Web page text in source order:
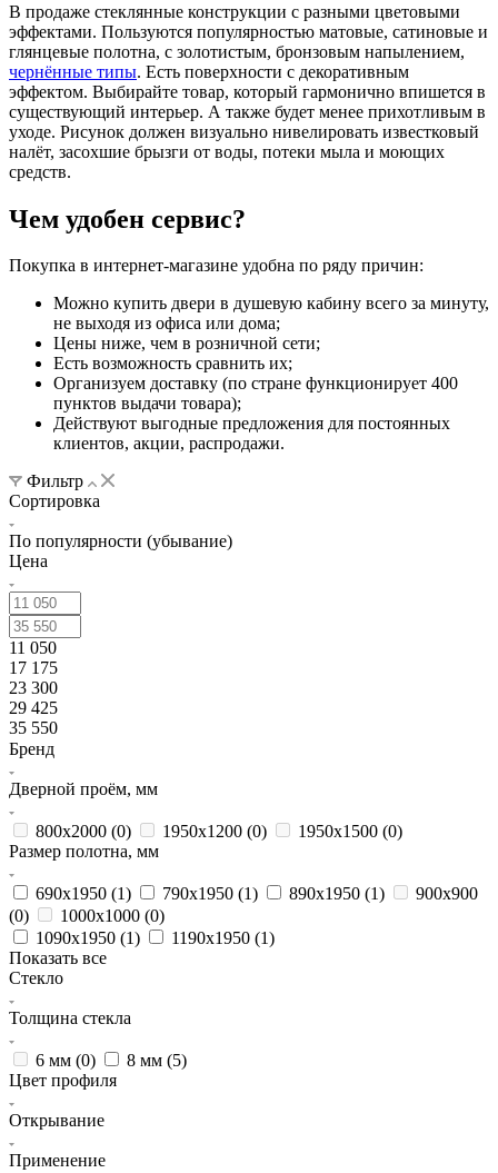
В продаже стеклянные конструкции с разными цветовыми
эффектами. Пользуются популярностью матовые, сатиновые и
глянцевые полотна, с золотистым, бронзовым напылением,
чернённые типы. Есть поверхности с декоративным
эффектом. Выбирайте товар, который гармонично впишется в
существующий интерьер. А также будет менее прихотливым в
уходе. Рисунок должен визуально нивелировать известковый
налёт, засохшие брызги от воды, потеки мыла и моющих
средств.
Чем удобен сервис?
Покупка в интернет-магазине удобна по ряду причин:
Можно купить двери в душевую кабину всего за минуту,
не выходя из офиса или дома;
Цены ниже, чем в розничной сети;
Есть возможность сравнить их;
Организуем доставку (по стране функционирует 400
пунктов выдачи товара);
Действуют выгодные предложения для постоянных
клиентов, акции, распродажи.
Фильтр
Сортировка
По популярности (убывание)
Цена
11 050
17 175
23 300
29 425
35 550
Бренд
Дверной проём, мм
800х2000 (0) 1950x1200 (0) 1950x1500 (0)
Размер полотна, мм
690х1950 (1) 790х1950 (1) 890х1950 (1)
900x900
(0) 1000x1000 (0)
1090х1950 (1) 1190х1950 (1)
Показать все
Стекло
Толщина стекла
6 мм (0) 8 мм (5)
Цвет профиля
Открывание
Применение